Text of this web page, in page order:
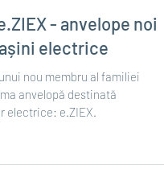
read
- anvelope noi
electrice
nou membru al familiei
anvelopă destinată